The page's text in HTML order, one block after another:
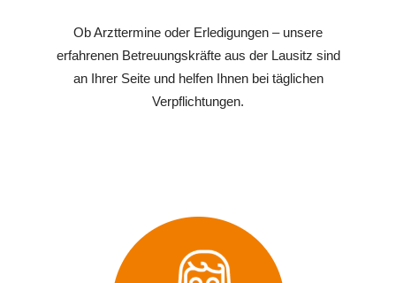
Ob Arzttermine oder Erledigungen – unsere
erfahrenen Betreuungskräfte aus der Lausitz sind
an Ihrer Seite und helfen Ihnen bei täglichen
Verpflichtungen.